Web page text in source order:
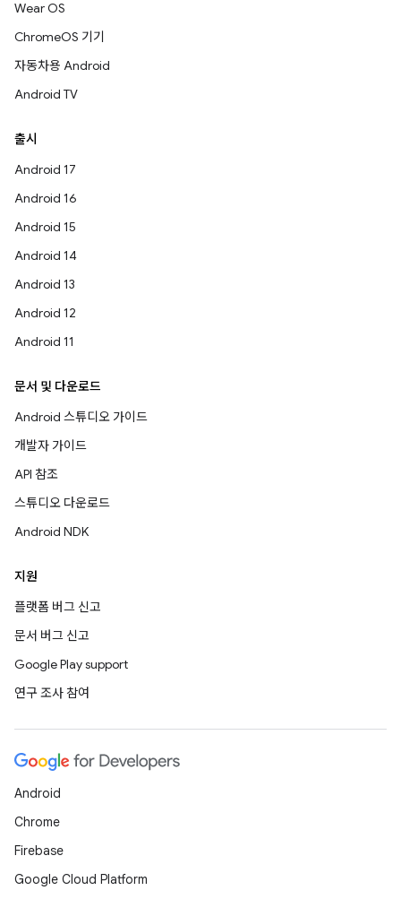
Wear OS
ChromeOS 기기
자동차용 Android
Android TV
출시
Android 17
Android 16
Android 15
Android 14
Android 13
Android 12
Android 11
문서 및 다운로드
Android 스튜디오 가이드
개발자 가이드
API 참조
스튜디오 다운로드
Android NDK
지원
플랫폼 버그 신고
문서 버그 신고
Google Play support
연구 조사 참여
Android
Chrome
Firebase
Google Cloud Platform